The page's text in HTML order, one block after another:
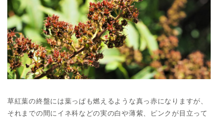
草紅葉の終盤には葉っぱも燃えるような真っ赤になりますが、
それまでの間にイネ科などの実の白や薄紫、ピンクが目立って